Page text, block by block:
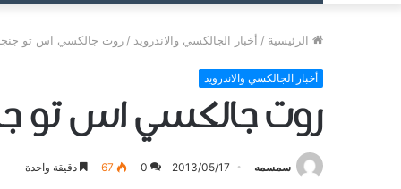
الرئيسية / أخبار الجالكسي والاندرويد / روت جالكسي اس تو
أخبار الجالكسي والاندرويد
روت جالكسي اس تو
سمسمه 2013/05/17
0
67 دقيقة واحدة